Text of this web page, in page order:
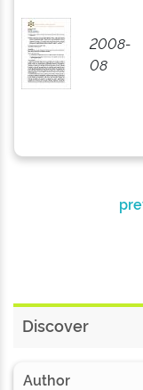
2008-
08
Discover
Author